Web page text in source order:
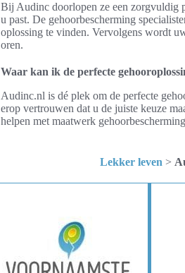
Bij Audinc doorlopen ze een zorgvuldig
u past. De gehoorbescherming
oplossing te vinden. Vervolgens wordt
oren.
Waar kan ik de perfecte
Audinc.nl is dé plek om de perfecte
erop vertrouwen dat u de juiste keuze
helpen met maatwerk
Lekker leven >